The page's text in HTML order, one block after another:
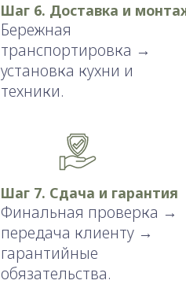
Шаг 6. Доставка и
Бережная
транспортировка →
установка кухни и
техники.
Шаг 7. Сдача и гарантия
Финальная проверка →
передача клиенту →
гарантийные
обязательства.